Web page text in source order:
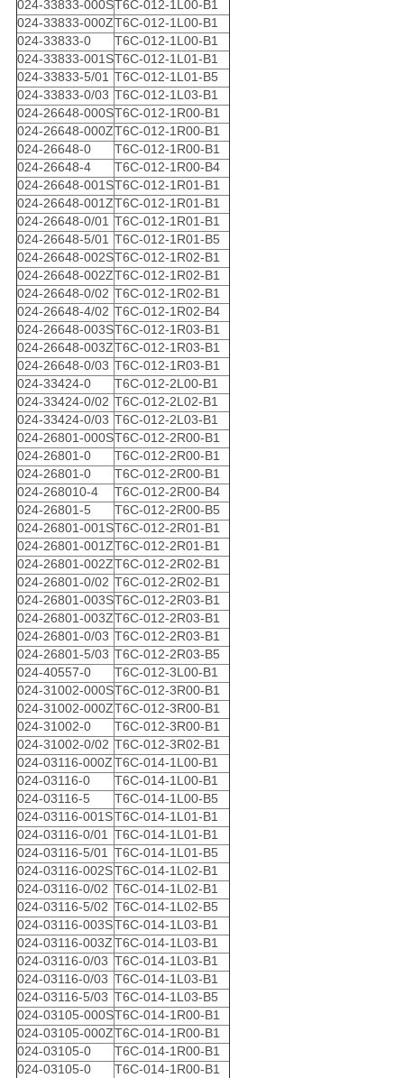
024-33833-000ST6C-012-1L00-B1
024-33833-000ZT6C-012-1L00-B1
024-33833-0
T6C-012-1L00-B1
024-33833-001ST6C-012-1L01-B1
024-33833-5/01 T6C-012-1L01-B5
024-33833-0/03 T6C-012-1L03-B1
024-26648-000ST6C-012-1R00-B1
024-26648-000ZT6C-012-1R00-B1
024-26648-0
T6C-012-1R00-B1
024-26648-4
T6C-012-1R00-B4
024-26648-001ST6C-012-1R01-B1
024-26648-001ZT6C-012-1R01-B1
024-26648-0/01 T6C-012-1R01-B1
024-26648-5/01 T6C-012-1R01-B5
024-26648-002ST6C-012-1R02-B1
024-26648-002ZT6C-012-1R02-B1
024-26648-0/02 T6C-012-1R02-B1
024-26648-4/02 T6C-012-1R02-B4
024-26648-003ST6C-012-1R03-B1
024-26648-003ZT6C-012-1R03-B1
024-26648-0/03 T6C-012-1R03-B1
024-33424-0
T6C-012-2L00-B1
024-33424-0/02 T6C-012-2L02-B1
024-33424-0/03 T6C-012-2L03-B1
024-26801-000ST6C-012-2R00-B1
024-26801-0
T6C-012-2R00-B1
024-26801-0
T6C-012-2R00-B1
024-268010-4
T6C-012-2R00-B4
024-26801-5
T6C-012-2R00-B5
024-26801-001ST6C-012-2R01-B1
024-26801-001ZT6C-012-2R01-B1
024-26801-002ZT6C-012-2R02-B1
024-26801-0/02 T6C-012-2R02-B1
024-26801-003ST6C-012-2R03-B1
024-26801-003ZT6C-012-2R03-B1
024-26801-0/03 T6C-012-2R03-B1
024-26801-5/03 T6C-012-2R03-B5
024-40557-0
T6C-012-3L00-B1
024-31002-000ST6C-012-3R00-B1
024-31002-000ZT6C-012-3R00-B1
024-31002-0
T6C-012-3R00-B1
024-31002-0/02 T6C-012-3R02-B1
024-03116-000ZT6C-014-1L00-B1
024-03116-0
T6C-014-1L00-B1
024-03116-5
T6C-014-1L00-B5
024-03116-001ST6C-014-1L01-B1
024-03116-0/01
T6C-014-1L01-B1
024-03116-5/01
T6C-014-1L01-B5
024-03116-002ST6C-014-1L02-B1
024-03116-0/02 T6C-014-1L02-B1
024-03116-5/02 T6C-014-1L02-B5
024-03116-003ST6C-014-1L03-B1
024-03116-003ZT6C-014-1L03-B1
024-03116-0/03 T6C-014-1L03-B1
024-03116-0/03 T6C-014-1L03-B1
024-03116-5/03 T6C-014-1L03-B5
024-03105-000ST6C-014-1R00-B1
024-03105-000ZT6C-014-1R00-B1
024-03105-0
T6C-014-1R00-B1
024-03105-0
T6C-014-1R00-B1